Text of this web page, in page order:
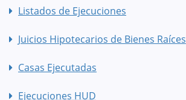
Listados de Ejecuciones
Juicios Hipotecarios de Bienes Raíces
Casas Ejecutadas
Ejecuciones HUD